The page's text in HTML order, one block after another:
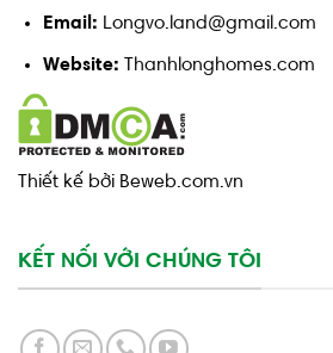
Email: Longvo.land@gmail.com
Website: Thanhlonghomes.com
Thiết kế bởi Beweb.com.vn
KẾT NỐI VỚI CHÚNG TÔI